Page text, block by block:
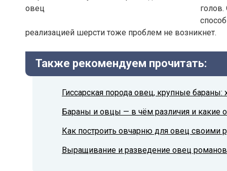
реализацией шерсти тоже проблем не возникнет.
Также рекомендуем прочитать:
Гиссарская порода овец, крупные бараны:
Бараны и овцы — в чём различия и какие
Как построить овчарню для овец своими
Выращивание и разведение овец